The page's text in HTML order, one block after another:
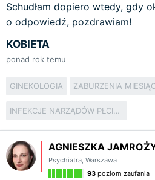
Schudłam dopiero wtedy, gdy
o odpowiedź, pozdrawiam!
KOBIETA
ponad rok temu
GINEKOLOGIA
INFEKCJE NARZĄDÓW PŁCIOWYCH
AGNIESZKA
Psychiatra, Warszawa
93 poziom zaufania